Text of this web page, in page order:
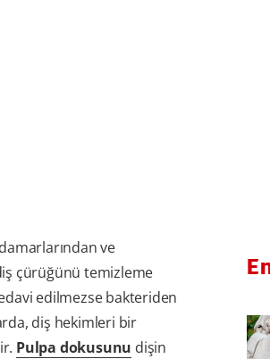
ve
çürüğünü temizleme
edilmezse bakteriden
diş hekimleri bir
Pulpa dokusunu dişin